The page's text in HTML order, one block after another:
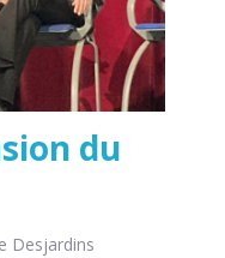
du
Desjardins